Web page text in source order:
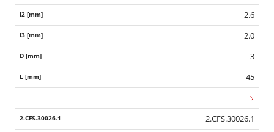
2.6
2.0
3
45
2.CFS.30026.1